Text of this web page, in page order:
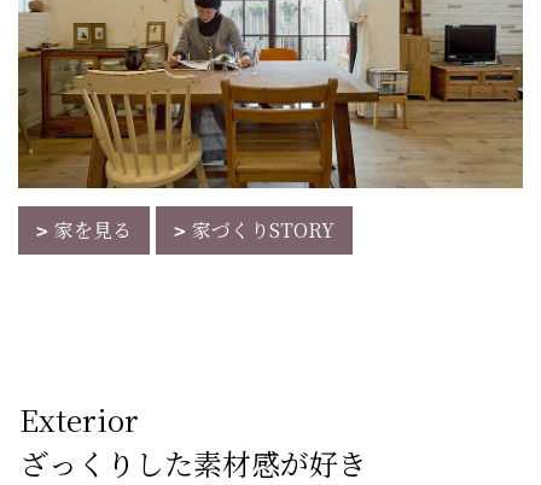
家を見る 家づくりSTORY
Exterior
ざっくりした素材感が好き